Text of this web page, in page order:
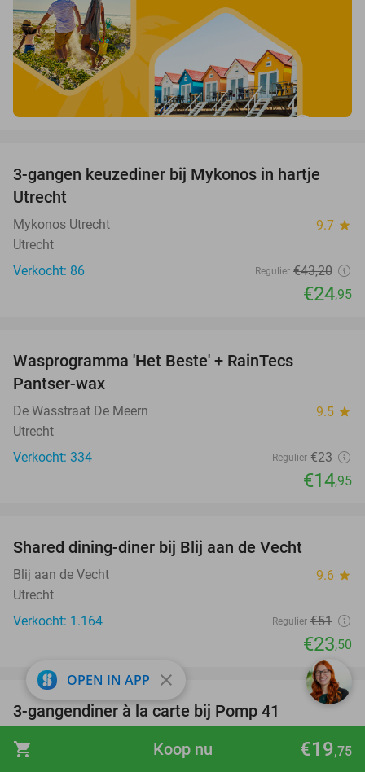
shopping_cart €19,75
Koop nu
42%
3-gangen keuzediner bij Mykonos in hartje
Utrecht
Mykonos Utrecht 9.7 star
Utrecht
Verkocht: 86
Regulier €43,20
€24,95
Wasprogramma 'Het Beste' + RainTecs
Pantser-wax
De Wasstraat De Meern 9.5 star
Utrecht
Verkocht: 334
Regulier €23
€14,95
Shared dining-diner bij Blij aan de Vecht
Blij aan de Vecht 9.6 star
Utrecht
Verkocht: 1.164
Regulier €51
€23,50
favorite_border
3-gangendiner à la carte bij Pomp 41
Pomp 41 9.8
De Bilt
OPEN IN APP close